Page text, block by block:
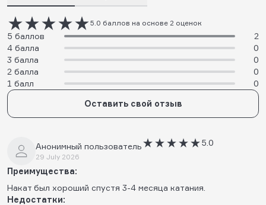
5.0 баллов на основе 2 оценок
5 баллов
2
4 балла
0
3 балла
0
2 балла
0
1 балл
0
Оставить свой отзыв
Анонимный пользователь
29 July 2026
5.0
Преимущества:
Накат был хороший спустя 3-4 месяца катания.
Недостатки: